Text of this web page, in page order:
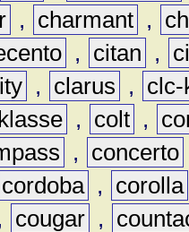
, charmant ,
, citan ,
, clarus ,
clc-
, colt ,
, concerto
cordoba ,
corolla
cougar ,